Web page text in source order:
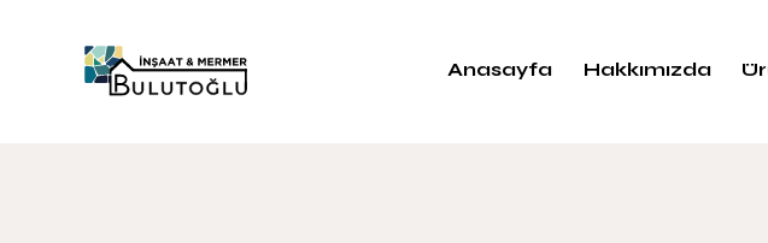
Anasayfa Hakkımızda